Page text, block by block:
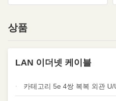
상품
LAN 이더넷 케이블
카테고리 5e 4쌍 복복 외관 U/